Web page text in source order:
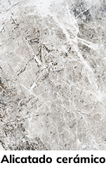
Alicatado cerámico